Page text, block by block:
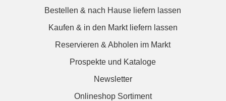
Bestellen & nach Hause liefern lassen
Kaufen & in den Markt liefern lassen
Reservieren & Abholen im Markt
Prospekte und Kataloge
Newsletter
Onlineshop Sortiment